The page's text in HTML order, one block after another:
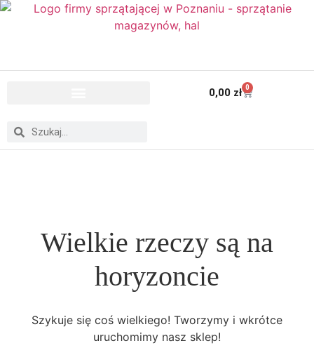
0,00 zł 0
Wielkie rzeczy są na
horyzoncie
Szykuje się coś wielkiego! Tworzymy i wkrótce
uruchomimy nasz sklep!